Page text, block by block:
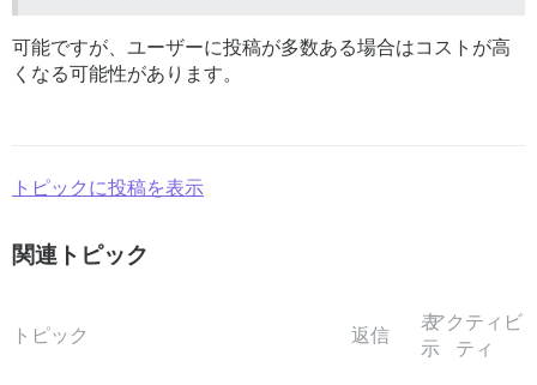
可能ですが、ユーザーに投稿が多数ある場合はコストが高
くなる可能性があります。
トピックに投稿を表示
関連トピック
トピック 返信
表
示
アクティビ
ティ